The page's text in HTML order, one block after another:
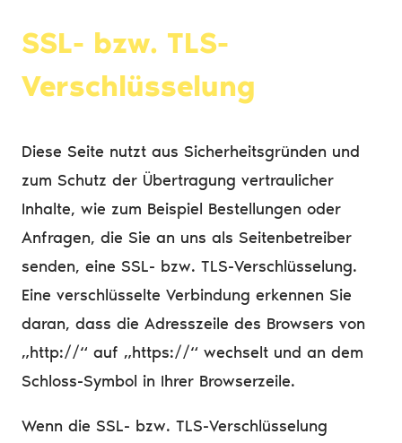
SSL- bzw. TLS-
Verschlüsselung
Diese Seite nutzt aus Sicherheitsgründen und
zum Schutz der Übertragung vertraulicher
Inhalte, wie zum Beispiel Bestellungen oder
Anfragen, die Sie an uns als Seitenbetreiber
senden, eine SSL- bzw. TLS-Verschlüsselung.
Eine verschlüsselte Verbindung erkennen Sie
daran, dass die Adresszeile des Browsers von
„http://“ auf „https://“ wechselt und an dem
Schloss-Symbol in Ihrer Browserzeile.
Wenn die SSL- bzw. TLS-Verschlüsselung